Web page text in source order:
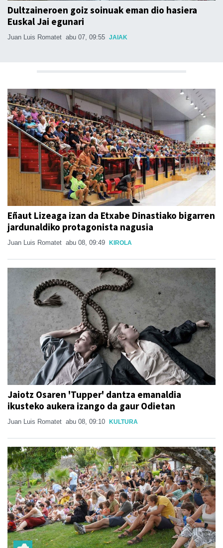
Dultzaineroen goiz soinuak eman dio hasiera
Euskal Jai egunari
Juan Luis Romatet abu 07, 09:55 JAIAK
Eñaut Lizeaga izan da Etxabe Dinastiako bigarren
jardunaldiko protagonista nagusia
Juan Luis Romatet abu 08, 09:49 KIROLA
Jaiotz Osaren 'Tupper' dantza emanaldia
ikusteko aukera izango da gaur Odietan
Juan Luis Romatet abu 08, 09:10 KULTURA